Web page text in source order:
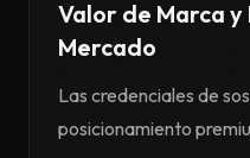
Valor de Marca
Mercado
Las credenciales de
posicionamiento